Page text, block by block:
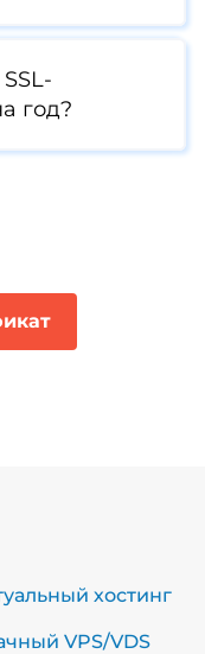
год?
хостинг
VPS/VDS